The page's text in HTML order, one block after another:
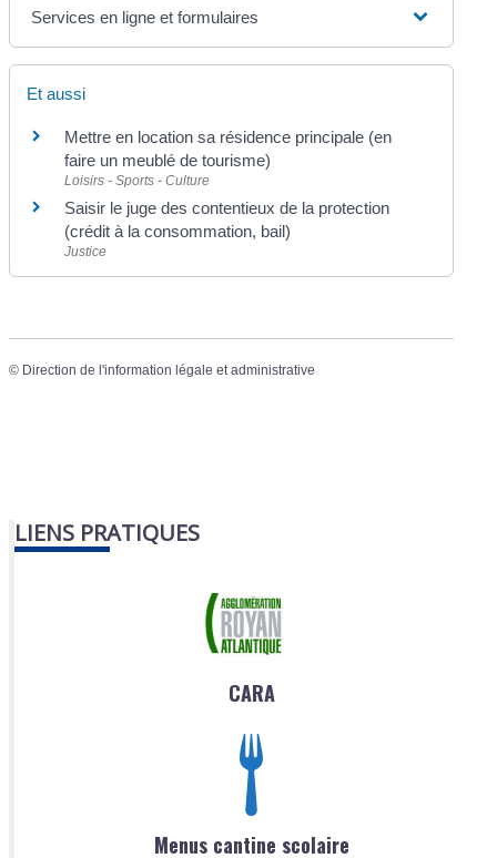
Services en ligne et formulaires
Et aussi
Mettre en location sa résidence principale (en
faire un meublé de tourisme)
Loisirs - Sports - Culture
Saisir le juge des contentieux de la protection
(crédit à la consommation, bail)
Justice
© Direction de l'information légale et administrative
LIENS PRATIQUES
CARA
Menus cantine scolaire